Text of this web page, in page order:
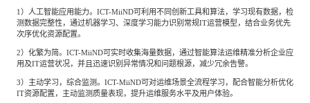
1）人工智能应用能力。ICT-MiiND可利用不同创新工具和算法，学习现有数据，检
测数据完整性，通过机器学习、深度学习能力识别常规IT运营模型，结合业务优先
次序优化资源配置。
2）化繁为简。ICT-MiiND可实时收集海量数据，通过智能算法运维精准分析企业应
用及IT运营状况，并且迅速识别异常情况和问题根源，减少冗余告警。
3）主动学习，综合监测。ICT-MiiND可对运维场景全流程学习，配合智能分析优化
IT资源配置，主动监测质量表现，提升运维服务水平及用户体验。